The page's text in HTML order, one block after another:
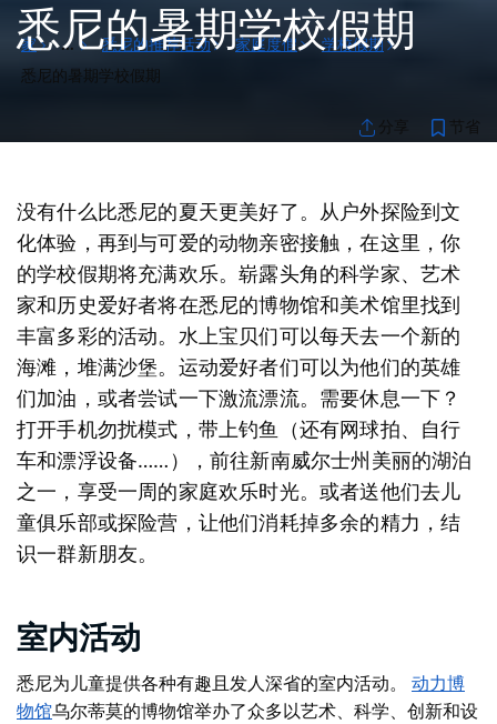
悉尼的暑期学校假期
家 ... 悉尼的推荐活动 家庭度假
学校假期
悉尼的暑期学校假期
分享 节省
没有什么比悉尼的夏天更美好了。从户外探险到文
化体验，再到与可爱的动物亲密接触，在这里，你
的学校假期将充满欢乐。崭露头角的科学家、艺术
家和历史爱好者将在悉尼的博物馆和美术馆里找到
丰富多彩的活动。水上宝贝们可以每天去一个新的
海滩，堆满沙堡。运动爱好者们可以为他们的英雄
们加油，或者尝试一下激流漂流。需要休息一下？
打开手机勿扰模式，带上钓鱼（还有网球拍、自行
车和漂浮设备……），前往新南威尔士州美丽的湖泊
之一，享受一周的家庭欢乐时光。或者送他们去儿
童俱乐部或探险营，让他们消耗掉多余的精力，结
识一群新朋友。
室内活动
悉尼为儿童提供各种有趣且发人深省的室内活动。
动力博
物馆乌尔蒂莫的博物馆举办了众多以艺术、科学、创新和设